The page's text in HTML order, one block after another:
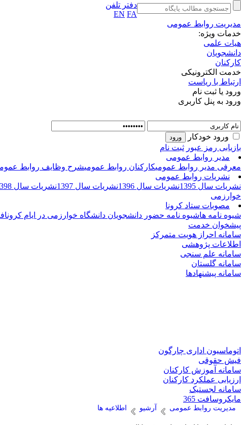
دفتر تلفن
EN FA
مدیریت روابط عمومی
خدمات ویژه:
هیات علمی
دانشجویان
کارکنان
خدمت الکترونیکی
ارتباط با ریاست
ورود یا ثبت نام
ورود به پنل کاربری
ورود خودکار
بازیابی رمز عبور ثبت نام
مدیر روابط عمومی
معرفی مدیر روابط عمومیکارکنان روابط عمومیشرح وظایف روابط
نشریات روابط عمومی
نشریات سال 1395
نشریات سال 1396 نشریات سال 1397 نشریات سال 1398
خوارزمی
مصوبات ستاد کرونا
شیوه نامه هاشیوه نامه حضور دانشجویان دانشگاه خوارزمی در ایام کرونا
پیشخوان خدمت
سامانه احراز هویت متمرکز
اطلاعات پژوهشی
سامانه علم سنجی
سامانه گلستان
سامانه پیشنهادها
اتوماسیون اداری چارگون
فیش حقوقی
سامانه آموزش کارکنان
ارزیابی عملکرد کارکنان
سامانه لجستیک
مایکروسافت 365
مدیریت روابط عمومی آرشیو اطلاعیه ها